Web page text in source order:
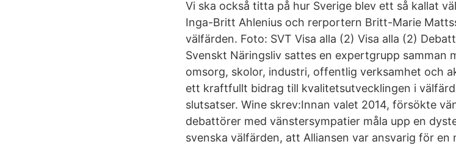
Vi ska också titta på hur Sverige blev ett så kallat
Inga-Britt Ahlenius och rerportern Britt-Marie
välfärden. Foto: SVT Visa alla (2) Visa alla (2)
Svenskt Näringsliv sattes en expertgrupp samman
omsorg, skolor, industri, offentlig verksamhet och
ett kraftfullt bidrag till kvalitetsutvecklingen i
slutsatser. Wine skrev:Innan valet 2014, försökte
debattörer med vänstersympatier måla upp en
svenska välfärden, att Alliansen var ansvarig för